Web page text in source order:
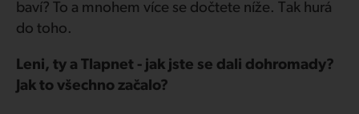
baví? To a mnohem více se dočtete níže. Tak hurá
do toho.
Leni, ty a Tlapnet - jak jste se dali dohromady?
Jak to všechno začalo?